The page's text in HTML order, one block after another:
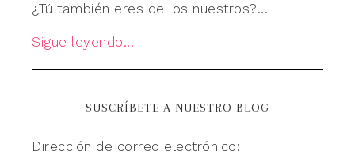
¿Tú también eres de los nuestros?...
Sigue leyendo...
SUSCRÍBETE A NUESTRO BLOG
Dirección de correo electrónico: